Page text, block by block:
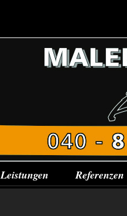
Leistungen Referenzen